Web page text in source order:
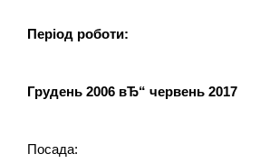
Період роботи:
Грудень 2006 вЂ“ червень 2017
Посада: